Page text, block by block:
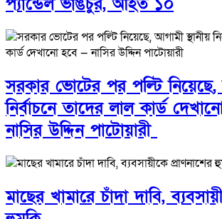
সরকার ভোটের পর পল্টি নিয়েছে,
নির্বাচনে তাদের লাল কার্ড
নাসির উদ্দিন পাটোয়ারী
মাছের খামারে চাঁদা দাবি,